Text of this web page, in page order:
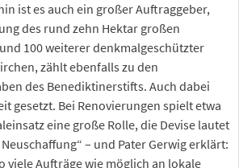
ist es auch ein großer Auftraggeber,
des rund zehn Hektar großen
100 weiterer denkmalgeschützter
zählt ebenfalls zu den
des Benediktinerstifts. Auch dabei
gesetzt. Bei Renovierungen spielt etwa
eine große Rolle, die Devise lautet
– und Pater Gerwig erklärt:
viele Aufträge wie möglich an lokale